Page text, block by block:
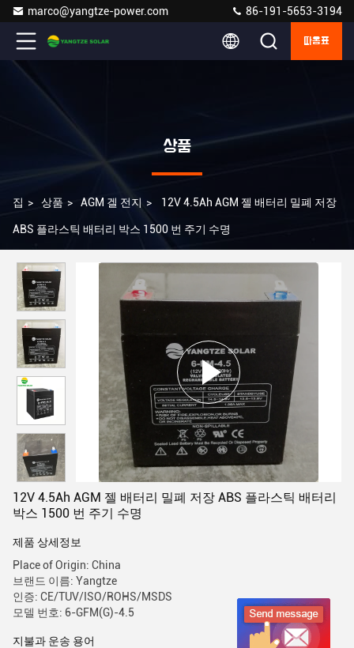
marco@yangtze-power.com 86-191-5653-3194
따옴표
상품
집 > 상품 > AGM 겔 전지 > 12V 4.5Ah AGM 젤 배터리 밀폐 저장
ABS 플라스틱 배터리 박스 1500 번 주기 수명
12V 4.5Ah AGM 젤 배터리 밀폐 저장 ABS 플라스틱 배터리
박스 1500 번 주기 수명
제품 상세정보
Place of Origin: China
브랜드 이름: Yangtze
인증: CE/TUV/ISO/ROHS/MSDS
모델 번호: 6-GFM(G)-4.5
지불과 운송 용어